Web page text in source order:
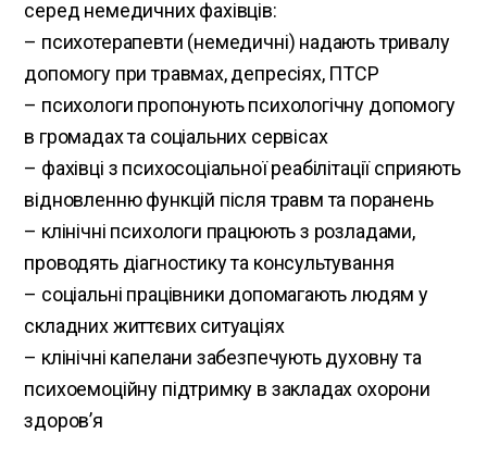
серед немедичних фахівців:
– психотерапевти (немедичні) надають тривалу
допомогу при травмах, депресіях, ПТСР
– психологи пропонують психологічну допомогу
в громадах та соціальних сервісах
– фахівці з психосоціальної реабілітації сприяють
відновленню функцій після травм та поранень
– клінічні психологи працюють з розладами,
проводять діагностику та консультування
– соціальні працівники допомагають людям у
складних життєвих ситуаціях
– клінічні капелани забезпечують духовну та
психоемоційну підтримку в закладах охорони
здоров’я